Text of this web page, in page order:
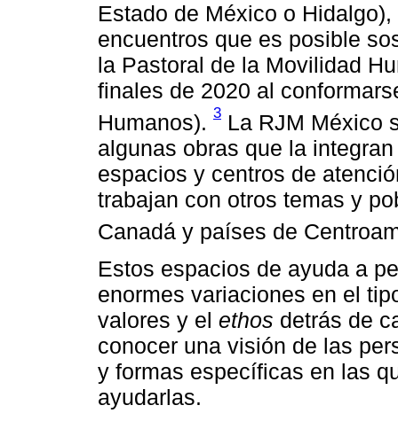
Estado de México o Hidalgo),
encuentros que es posible
la Pastoral de la Movilidad
finales de 2020 al
Humanos). 3 La RJM México
algunas obras que la
espacios y centros de
trabajan con otros temas y
Canadá y países de
Estos espacios de ayuda a
enormes variaciones en el
valores y el ethos detrás de
conocer una visión de las
y formas específicas en las
ayudarlas.